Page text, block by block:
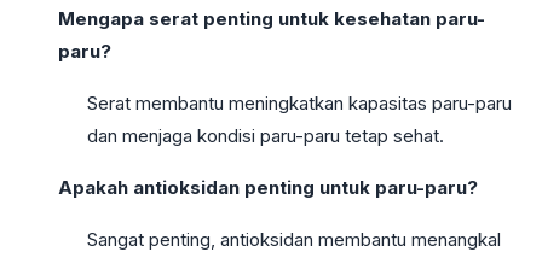
Mengapa serat penting untuk kesehatan paru-
paru?
Serat membantu meningkatkan kapasitas paru-paru
dan menjaga kondisi paru-paru tetap sehat.
Apakah antioksidan penting untuk paru-paru?
Sangat penting, antioksidan membantu menangkal